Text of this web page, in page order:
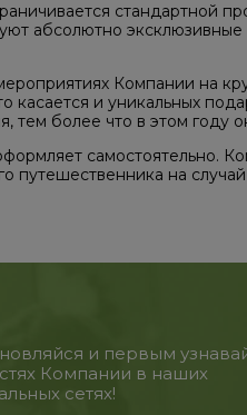
стандартной
абсолютно
Компании на
и уникальных
тем более что в этом году
самостоятельно.
путешественника на
и первым
Компании в наших
сетях!